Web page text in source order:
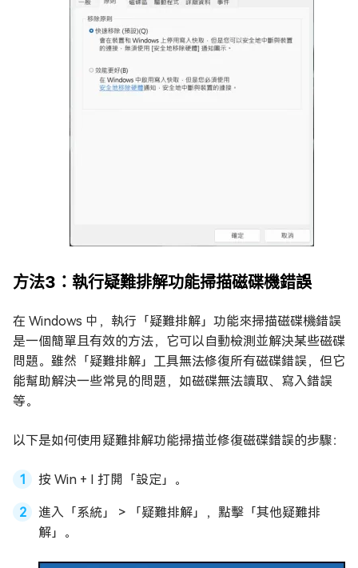
方法3：執行疑難排解功能掃描磁碟機錯誤
在 Windows 中，執行「疑難排解」功能來掃描磁碟機錯誤
是一個簡單且有效的方法，它可以自動檢測並解決某些磁碟
問題。雖然「疑難排解」工具無法修復所有磁碟錯誤，但它
能幫助解決一些常見的問題，如磁碟無法讀取、寫入錯誤
等。
以下是如何使用疑難排解功能掃描並修復磁碟錯誤的步驟：
按 Win + I 打開「設定」。
進入「系統」 > 「疑難排解」，點擊「其他疑難排
解」。